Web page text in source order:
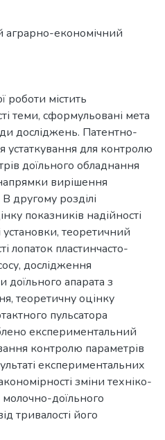
економічний
роботи містить
теми, сформульовані мета
досліджень. Патентно-
устаткування для контролю
доїльного обладнання
вирішення
другому розділі
показників надійності
установки, теоретичний
лопаток пластинчасто-
дослідження
доїльного апарата з
теоретичну оцінку
пульсатора
експериментальний
контролю параметрів
експериментальних
зміни техніко-
молочно-доїльного
тривалості його